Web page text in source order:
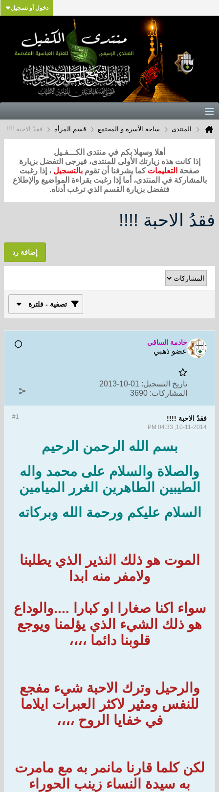
دخول أو تسجيل
المنتدى ساحة الأسرة و المجتمع قسم المرأة فقدُ الاحبة !!!!
أهلا وسهلا بكم في منتدى الكـــفـيل
إذا كانت هذه زيارتك الأولى للمنتدى، فيرجى التفضل بزيارة
صفحة التعليمات كما يشرفنا أن تقوم بالتسجيل ، إذا رغبت
بالمشاركة في المنتدى، أما إذا رغبت بقراءة المواضيع والإطلاع
فتفضل بزيارة القسم الذي ترغب أدناه.
فقدُ الاحبة !!!!
إضافة رد
تصفية - فلترة
خادمة الساقي
عضو ذهبي
تاريخ التسجيل: 01-10-2013
المشاركات: 3690
#1 فقدُ الاحبة !!!!
10-11-2014, 04:33 PM
بسم الله الرحمن الرحيم
والصلاة والسلام على محمد واله
الطيبين الطاهرين الغرر الميامين
السلام عليكم ورحمة الله وبركاته
الموت هو ذلك النذير الذي يطلبنا
ولامفر منه ابدا
سواء اكنا صغارا او كبارا ....والوداع
هو ذلك الشيء الذي يؤلمنا ويوجع
قلوبنا دائما ،،،،
والرحيل وترك الاحبة شيء مفجع
للنفس ومثير لاكثر العبرات ايلاما
في خفايا الروح ،،،،
لكن كلما قارنا مانمر به مع مامرت
به سيدة النساء زينب الحوراء